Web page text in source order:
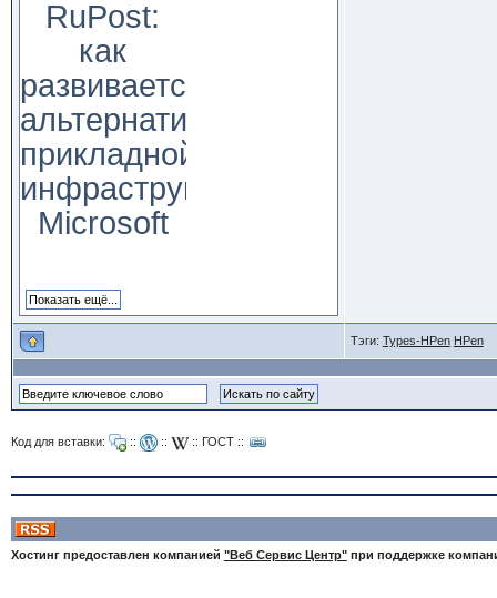
RuPost:
как
развивается
альтернатива
прикладной
инфраструктуре
Microsoft
Тэги: Types-HPen HPen
Код для вставки: :: :: :: ГОСТ::
Хостинг предоставлен компанией "Веб Сервис Центр"при поддержке